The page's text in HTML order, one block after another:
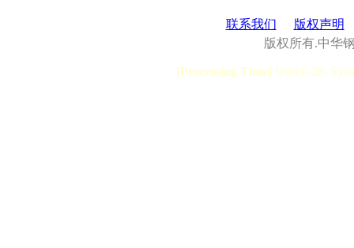
联系我们
版权声明
版权所有.中华
[Processing Time] User:0.28,